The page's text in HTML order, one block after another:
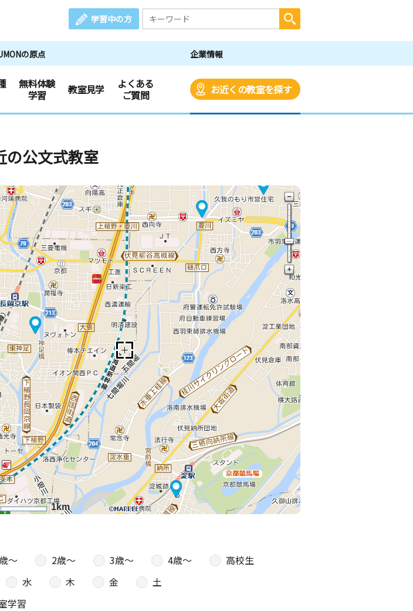
学習中の方
の原点 企業情報
無料体験
学習
教室見学
よくある
ご質問
お近くの教室を探す
の公文式教室
1km
〜 2歳〜 3歳〜 4歳〜
高校生
水 木 金
土
学習